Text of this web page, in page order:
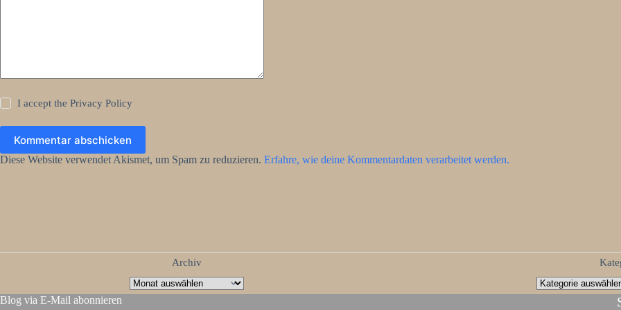
I accept thePrivacy Policy
Kommentar abschicken
Diese Website verwendet Akismet, um Spam zu reduzieren. Erfahre, wie deine Kommentardaten verarbeitet werden.
Archiv
Blog via E-Mail abonnieren